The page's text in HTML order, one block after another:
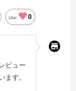
Like! 0
ビュー
ます。